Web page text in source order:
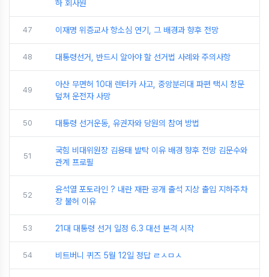
하 회사원
47 이재명 위증교사 항소심 연기, 그 배경과 향후 전망
48 대통령선거, 반드시 알아야 할 선거법 사례와 주의사항
49
아산 무면허 10대 렌터카 사고, 중앙분리대 파편 택시 창문
덮쳐 운전자 사망
50 대통령 선거운동, 유권자와 당원의 참여 방법
51
국힘 비대위원장 김용태 발탁 이유 배경 향후 전망 김문수와
관계 프로필
52
윤석열 포토라인 ? 내란 재판 공개 출석 지상 출입 지하주차
장 불허 이유
53 21대 대통령 선거 일정 6.3 대선 본격 시작
54 비트버니 퀴즈 5월 12일 정답 ㄹㅅㅁㅅ